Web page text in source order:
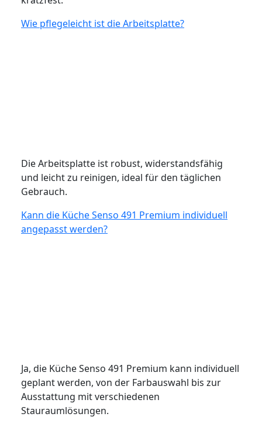
Wie pflegeleicht ist die Arbeitsplatte?
Die Arbeitsplatte ist robust, widerstandsfähig
und leicht zu reinigen, ideal für den täglichen
Gebrauch.
Kann die Küche Senso 491 Premium individuell
angepasst werden?
Ja, die Küche Senso 491 Premium kann individuell
geplant werden, von der Farbauswahl bis zur
Ausstattung mit verschiedenen
Stauraumlösungen.